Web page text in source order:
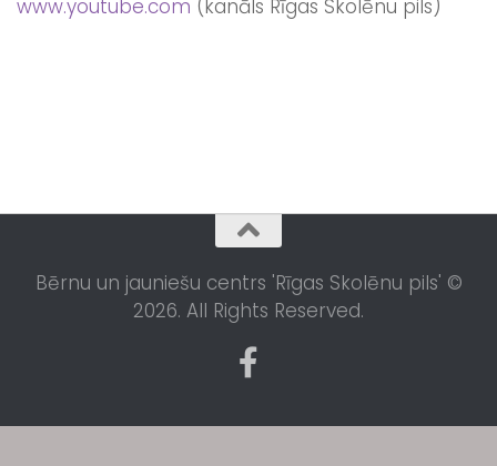
www.youtube.com (kanāls Rīgas Skolēnu pils)
Bērnu un jauniešu centrs 'Rīgas Skolēnu pils' ©
2026. All Rights Reserved.